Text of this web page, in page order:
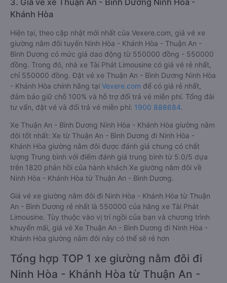
3. Giá vé xe Thuận An - Bình Dương Ninh Hòa -
Khánh Hòa
Hiện tại, theo cập nhật mới nhất của Vexere.com, giá vé xe
giường nằm đôi tuyến Ninh Hòa - Khánh Hòa - Thuận An -
Bình Dương có mức giá dao động từ 550000 đồng - 550000
đồng. Trong đó, nhà xe Tài Phát Limousine có giá vé rẻ nhất,
chỉ 550000 đồng. Đặt vé xe Thuận An - Bình Dương Ninh Hòa
- Khánh Hòa chính hãng tại Vexere.com để có giá rẻ nhất,
đảm bảo giữ chỗ 100% và hỗ trợ đổi trả vé miễn phí. Tổng đài
tư vấn, đặt vé và đổi trả vé miễn phí: 1900 888684.
Xe Thuận An - Bình Dương Ninh Hòa - Khánh Hòa giường nằm
đôi tốt nhất: Xe từ Thuận An - Bình Dương đi Ninh Hòa -
Khánh Hòa giường nằm đôi được đánh giá chung có chất
lượng Trung bình với điểm đánh giá trung bình từ 5.0/5 dựa
trên 1820 phản hồi của hành khách Xe giường nằm đôi về
Ninh Hòa - Khánh Hòa từ Thuận An - Bình Dương.
Giá vé xe giường nằm đôi đi Ninh Hòa - Khánh Hòa từ Thuận
An - Bình Dương rẻ nhất là 550000 của hãng xe Tài Phát
Limousine. Tùy thuộc vào vị trí ngồi của bạn và chương trình
khuyến mãi, giá vé Xe Thuận An - Bình Dương đi Ninh Hòa -
Khánh Hòa giường nằm đôi này có thể sẽ rẻ hơn
Tổng hợp TOP 1 xe giường nằm đôi đi
Ninh Hòa - Khánh Hòa từ Thuận An -